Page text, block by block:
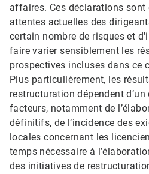
affaires. Ces déclarations
attentes actuelles des
certain nombre de risques et
faire varier sensiblement les
prospectives incluses dans ce
Plus particulièrement, les
restructuration dépendent
facteurs, notamment de
définitifs, de l’incidence des
locales concernant les
temps nécessaire à
des initiatives de